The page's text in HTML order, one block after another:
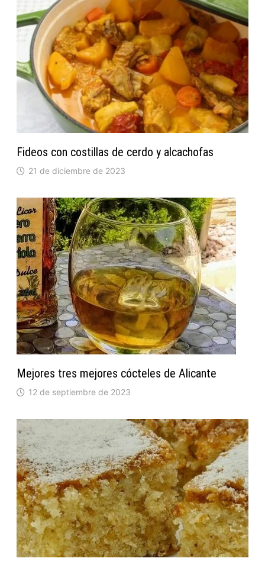
Fideos con costillas de cerdo y alcachofas
21 de diciembre de 2023
Mejores tres mejores cócteles de Alicante
12 de septiembre de 2023